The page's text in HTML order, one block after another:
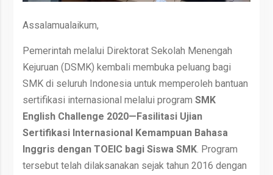
Assalamualaikum,
Pemerintah melalui Direktorat Sekolah Menengah
Kejuruan (DSMK) kembali membuka peluang bagi
SMK di seluruh Indonesia untuk memperoleh bantuan
sertifikasi internasional melalui program SMK
English Challenge 2020—Fasilitasi Ujian
Sertifikasi Internasional Kemampuan Bahasa
Inggris dengan TOEIC bagi Siswa SMK. Program
tersebut telah dilaksanakan sejak tahun 2016 dengan